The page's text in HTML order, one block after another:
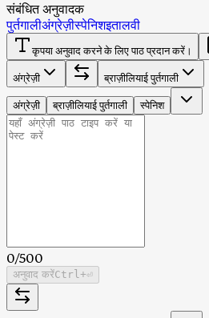
संबंधित अनुवादक
पुर्तगालीअंग्रेज़ीस्पेनिशइतालवी
कृपया अनुवाद करने के लिए पाठ प्रदान करें।
अंग्रेज़ी
ब्राज़ीलियाई पुर्तगाली
अंग्रेज़ी
ब्राज़ीलियाई पुर्तगाली स्पेनिश
0/500
अनुवाद करेंCtrl +⏎